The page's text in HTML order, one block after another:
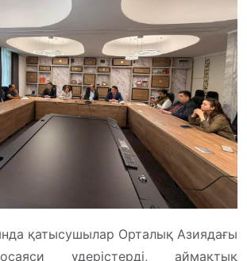
қатысушылар Орталық Азиядағы
үдерістерді, аймақтық